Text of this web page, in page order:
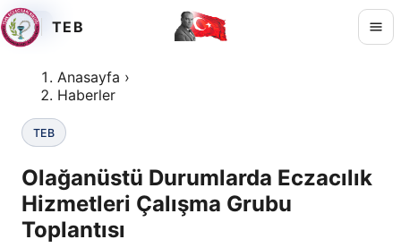
TEB
Anasayfa ›
Haberler
TEB
Olağanüstü Durumlarda Eczacılık
Hizmetleri Çalışma Grubu
Toplantısı
TEB
TEB
TEB